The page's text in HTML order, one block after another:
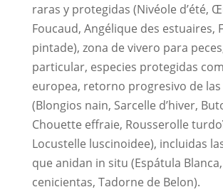
raras y protegidas (Nivéole d’été,
Foucaud, Angélique des estuaires,
pintade), zona de vivero para
particular, especies protegidas
europea, retorno progresivo de las
(Blongios nain, Sarcelle d’hiver,
Chouette effraie, Rousserolle
Locustelle luscinoidee), incluidas
que anidan in situ (Espátula
cenicientas, Tadorne de Belon).